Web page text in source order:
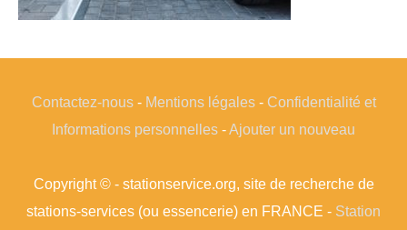
Contactez-nous- Mentions légales- Confidentialité et
Informations personnelles -Ajouter un nouveau
Copyright © - stationservice.org, site de recherche de
stations-services (ou essencerie) en FRANCE - Station